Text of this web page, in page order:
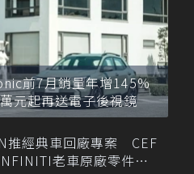
前7月銷量年增145%
起再送電子後視鏡
推經典車回廠專案 CEF
老車原廠零件最